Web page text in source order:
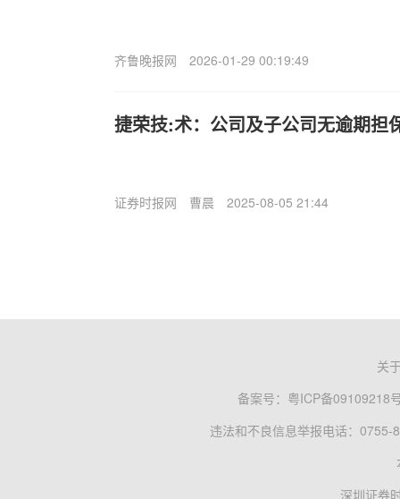
齐鲁晚报网 2026-01-29 00:19:49
捷荣技:术：公司及子公司无逾期担
证券时报网 曹晨 2025-08-05 21:44
关
备案号： 粤ICP备09109218
违法和不良信息举报电话：0755-
深圳证券